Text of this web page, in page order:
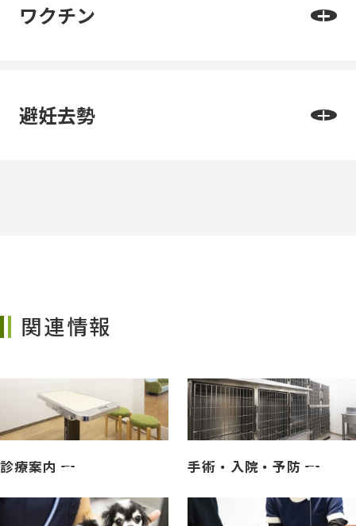
ワクチン
避妊去勢
関連情報
診療案内 手術・入院・予防